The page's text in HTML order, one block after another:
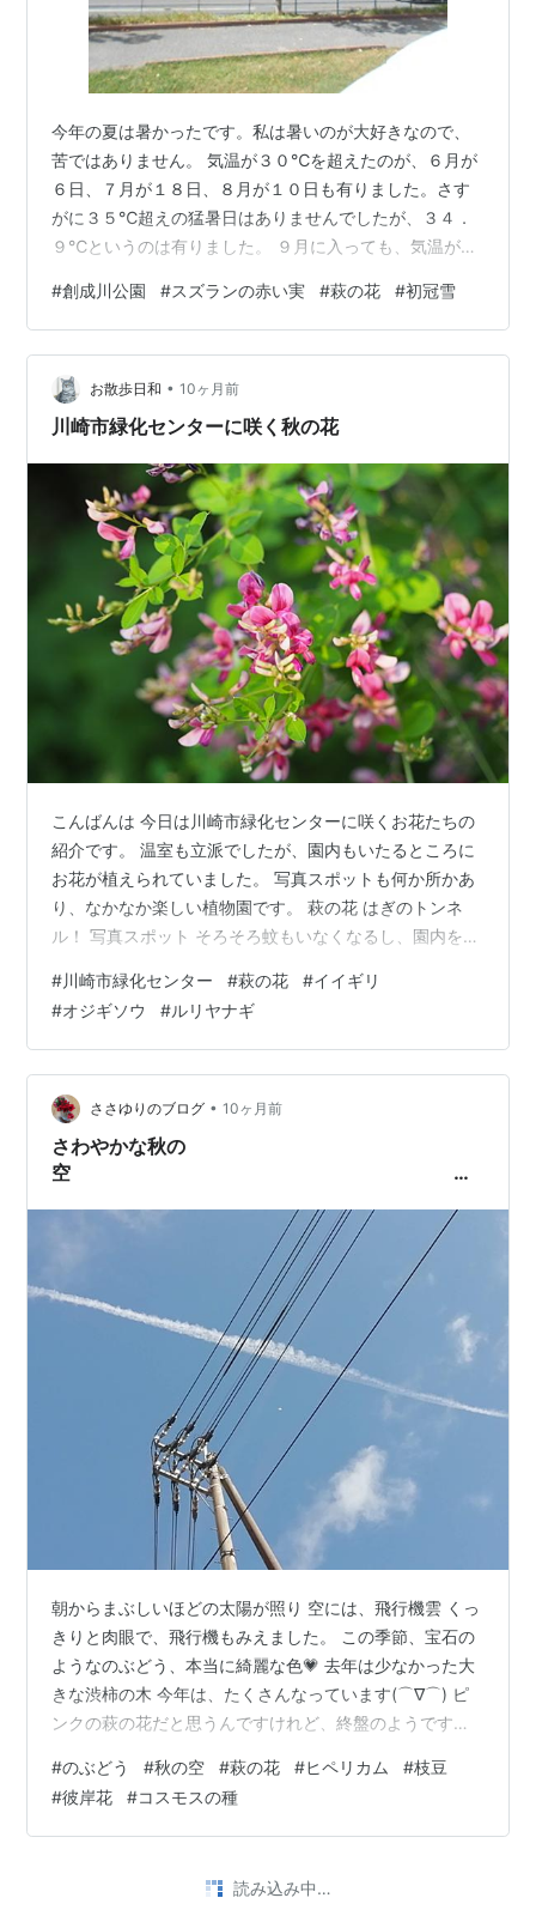
今年の夏は暑かったです。私は暑いのが大好きなので、
苦ではありません。 気温が３０℃を超えたのが、６月が
６日、７月が１８日、８月が１０日も有りました。さす
がに３５℃超えの猛暑日はありませんでしたが、３４．
９℃というのは有りました。 ９月に入っても、気温が高
（火）１８．５℃、８日（水）２３．４℃、で本日、９
日（木）は最高気温が１５℃の予想です。ようやっと秋
の訪れのようです。利尻山に続き、旭岳でも初冠雪とな
りました。 ６日（月）に訪れた、創成川公園です。 場所
は、スノーリングのところです。 スズランが赤い実をつ
#創成川公園 #スズランの赤い実 #萩の花 #初冠雪
お散歩日和 • 10ヶ月前
川崎市緑化センターに咲く秋の花
こんばんは 今日は川崎市緑化センターに咲くお花たちの
紹介です。 温室も立派でしたが、園内もいたるところに
お花が植えられていました。 写真スポットも何か所かあ
り、なかなか楽しい植物園です。 萩の花 はぎのトンネ
ル！ 写真スポット そろそろ蚊もいなくなるし、園内をの
ア シコンノボタン アメリカノウゼンカズラ ルリヤナギ
オジギソウ 水撒き直後のニチニチソウ しずくがメチャク
チャきれい°˖✧◝(⁰▿⁰)◜✧˖° ジニア センニチコウ 正門を入
ってすぐには、大きなイイギリの木がありました。 たく
さんの実が生っています。 春夏秋冬楽しめそうな植物園
…
#川崎市緑化センター #萩の花 #イイギリ
#オジギソウ #ルリヤナギ
ささゆりのブログ • 10ヶ月前
さわやかな秋の
空
朝からまぶしいほどの太陽が照り 空には、飛行機雲 くっ
きりと肉眼で、飛行機もみえました。 この季節、宝石の
ようなのぶどう、本当に綺麗な色💗 去年は少なかった大
きな渋柿の木 今年は、たくさんなっています(⌒∇⌒) ピ
ンクの萩の花だと思うんですけれど、終盤のようです。
派な枝豆が育っていましたよ～ 彼岸花も、見納めかな💗
夕べ、サイトで素敵な切り紙の作品を見ていて 鳥を上手
に組み合わせていました。 その鳥の形に似ています。 こ
てしまいました💦 ピンクのコスモスの種を、少し拝借。
#のぶどう #秋の空 #萩の花 #ヒペリカム #枝豆
#彼岸花 #コスモスの種
ちょっとCofee breakしませんか？ •